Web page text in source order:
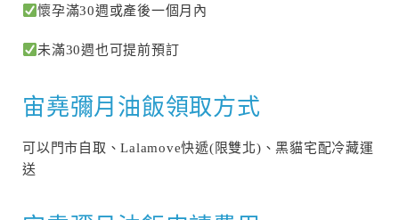
懷孕滿30週或產後一個月內
未滿30週也可提前預訂
宙堯彌月油飯領取方式
可以門市自取、Lalamove快遞(限雙北)、黑貓宅配冷藏運
送